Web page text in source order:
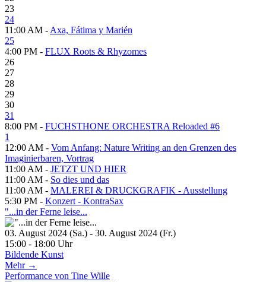
23
24
11:00 AM - Axa, Fátima y Marién
25
4:00 PM - FLUX Roots & Rhyzomes
26
27
28
29
30
31
8:00 PM - FUCHSTHONE ORCHESTRA Reloaded #6
1
12:00 AM - Vom Anfang: Nature Writing an den Grenzen des
Imaginierbaren, Vortrag
11:00 AM - JETZT UND HIER
11:00 AM - So dies und das
11:00 AM - MALEREI & DRUCKGRAFIK - Ausstellung
5:30 PM - Konzert - KontraSax
"...in der Ferne leise...
03. August 2024 (Sa.) - 30. August 2024 (Fr.)
15:00 - 18:00 Uhr
Bildende Kunst
Mehr →
Performance von Tine Wille